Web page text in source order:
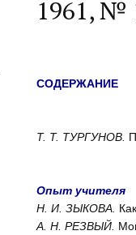
1961, №
СОДЕРЖАНИЕ
Т. Т. ТУРГУНОВ.
Опыт учителя
Н. И. ЗЫКОВА.
А. Н. РЕЗВЫЙ.